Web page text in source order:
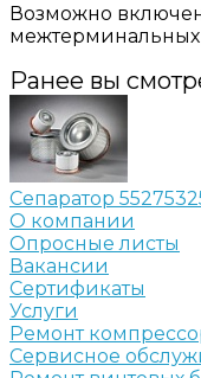
Возможно
межтерминальных
Ранее вы
Сепаратор
О компании
Опросные листы
Вакансии
Сертификаты
Услуги
Ремонт
Сервисное